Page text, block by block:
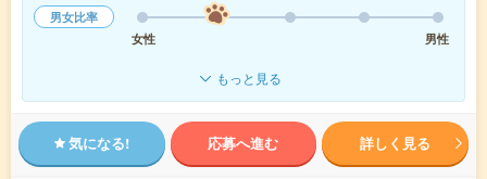
男女比率
女性
男性
もっと見る
気になる! 応募へ進む 詳しく見る